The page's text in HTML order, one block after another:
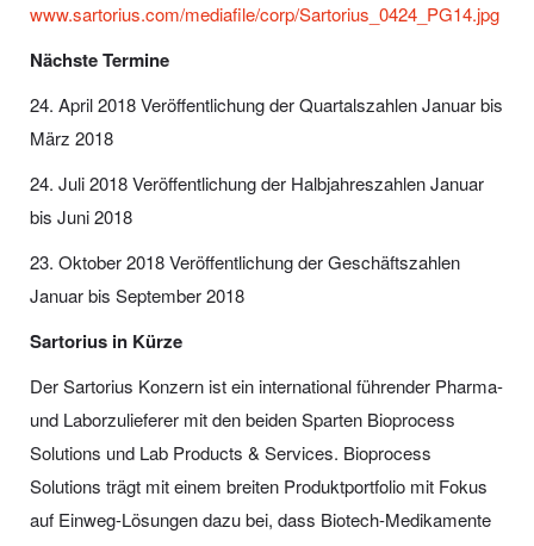
www.sartorius.com/mediafile/corp/Sartorius_0424_PG14.jpg
Nächste Termine
24. April 2018 Veröffentlichung der Quartalszahlen Januar bis
März 2018
24. Juli 2018 Veröffentlichung der Halbjahreszahlen Januar
bis Juni 2018
23. Oktober 2018 Veröffentlichung der Geschäftszahlen
Januar bis September 2018
Sartorius in Kürze
Der Sartorius Konzern ist ein international führender Pharma-
und Laborzulieferer mit den beiden Sparten Bioprocess
Solutions und Lab Products & Services. Bioprocess
Solutions trägt mit einem breiten Produktportfolio mit Fokus
auf Einweg-Lösungen dazu bei, dass Biotech-Medikamente